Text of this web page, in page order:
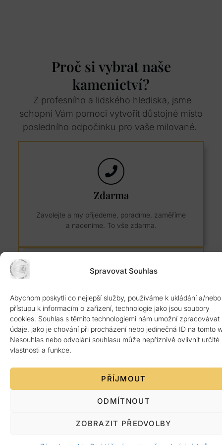
Spravovat Souhlas
Abychom poskytli co nejlepší služby, používáme k ukládání a/nebo
přístupu k informacím o zařízení, technologie jako jsou soubory
cookies. Souhlas s těmito technologiemi nám umožní zpracovávat
údaje, jako je chování při procházení nebo jedinečná ID na tomto
Nesouhlas nebo odvolání souhlasu může nepříznivě ovlivnit určité
vlastnosti a funkce.
PŘÍJMOUT
ODMÍTNOUT
ZOBRAZIT PŘEDVOLBY
Proč si vybrat naše
kamenictví?
Z profesního a lidského hlediska, jsme
schopni Vám pomoci vytvořit důstojné místo
posledního odpočinku pro vaše milované.
Zdarma
Zavolejte a my přijedeme, poradíme, zaměříme
a naceníme. To vše zdarma.
8 let záruka
Kvalitní žulový materiál z Itálie ověřený 1.
jakosti. Poskytujeme 8 let záruku.
Platba po předání
Žádná platba předem. Vše až po bezvadném